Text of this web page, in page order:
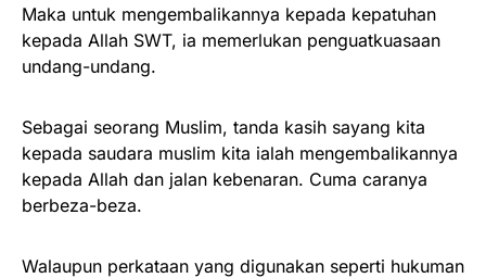
Maka untuk mengembalikannya kepada kepatuhan
kepada Allah SWT, ia memerlukan penguatkuasaan
undang-undang.
Sebagai seorang Muslim, tanda kasih sayang kita
kepada saudara muslim kita ialah mengembalikannya
kepada Allah dan jalan kebenaran. Cuma caranya
berbeza-beza.
Walaupun perkataan yang digunakan seperti hukuman